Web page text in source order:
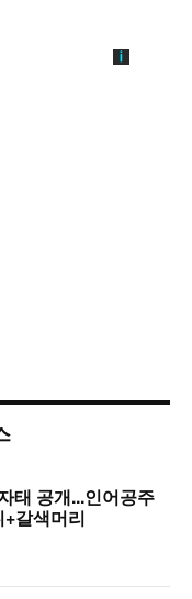
태 공개...인어공주
갈색머리